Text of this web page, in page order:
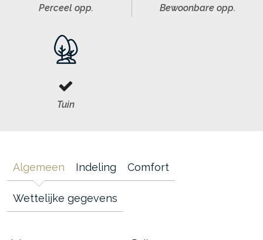
Perceel opp. Bewoonbare opp.
Tuin
Algemeen Indeling Comfort
Wettelijke gegevens